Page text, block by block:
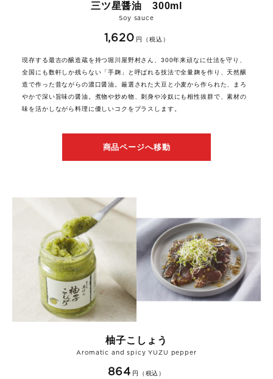
三ツ星醤油 300ml
Soy sauce
1,620 円（税込）
現存する最古の醸造蔵を持つ堀川屋野村さん、300年来頑なに仕法を守り、
全国にも数軒しか残らない「手麹」と呼ばれる技法で全量麹を作り、天然醸
造で作った昔ながらの濃口醤油。厳選された大豆と小麦から作られた、まろ
やかで深い旨味の醤油。煮物や炒め物、刺身や冷奴にも相性抜群で、素材の
味を活かしながら料理に優しいコクをプラスします。
商品ページへ移動
柚子こしょう
Aromatic and spicy YUZU pepper
864 円（税込）